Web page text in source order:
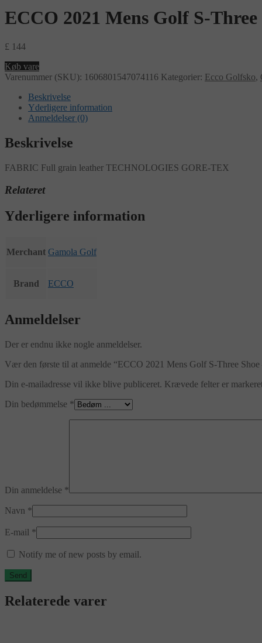
ECCO 2021 Mens Golf S-
£ 144
Køb vare
Varenummer (SKU): 1606801547074116 Kategorier: Ecco Golfsko,
Beskrivelse
Yderligere information
Anmeldelser (0)
Beskrivelse
FABRIC Full grain leather TECHNOLOGIES GORE-TEX
Relateret
Yderligere information
Merchant Gamola Golf
Brand ECCO
Anmeldelser
Der er endnu ikke nogle anmeldelser.
Vær den første til at anmelde “ECCO 2021 Mens Golf S-Three
Din e-mailadresse vil ikke blive publiceret. Krævede felter er
Din bedømmelse *
Din anmeldelse *
Navn *
E-mail *
Notify me of new posts by email.
Relaterede varer